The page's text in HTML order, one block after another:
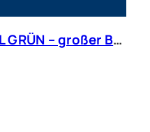
PLATZ, RUHE UND VIEL GRÜN – großer Bungalow mit Traumgrundstück in bester Lage